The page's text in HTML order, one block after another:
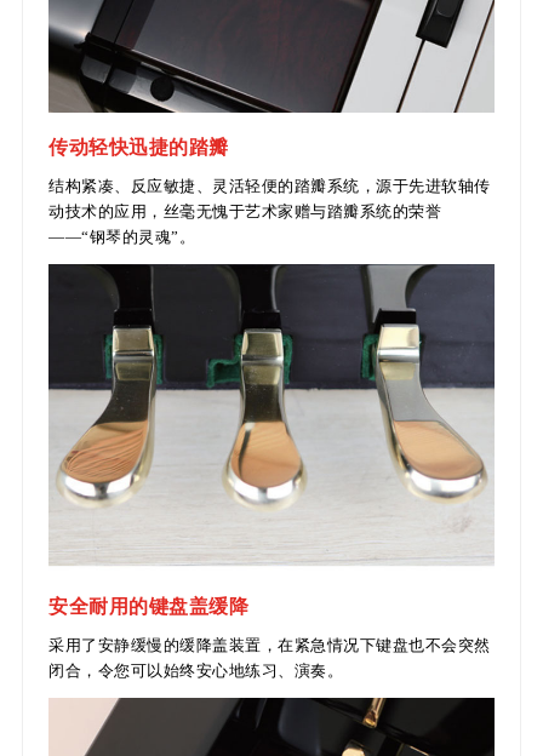
传动轻快迅捷的踏瓣
结构紧凑、反应敏捷、灵活轻便的踏瓣系统，源于先进软轴传
动技术的应用，丝毫无愧于艺术家赠与踏瓣系统的荣誉
——“钢琴的灵魂”。
安全耐用的键盘盖缓降
采用了安静缓慢的缓降盖装置，在紧急情况下键盘也不会突然
闭合，令您可以始终安心地练习、演奏。